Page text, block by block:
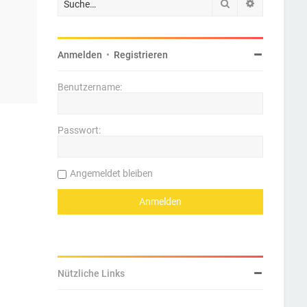
Suche
Anmelden • Registrieren
Benutzername:
Passwort:
Angemeldet bleiben
Nützliche Links